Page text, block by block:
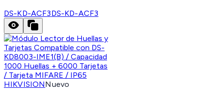
DS-KD-ACF3DS-KD-ACF3
HIKVISIONNuevo